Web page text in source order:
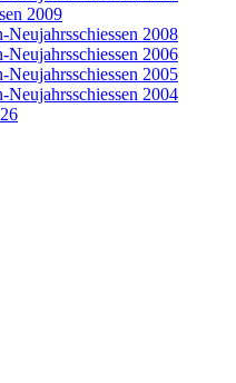
2009
2008
2006
2005
2004